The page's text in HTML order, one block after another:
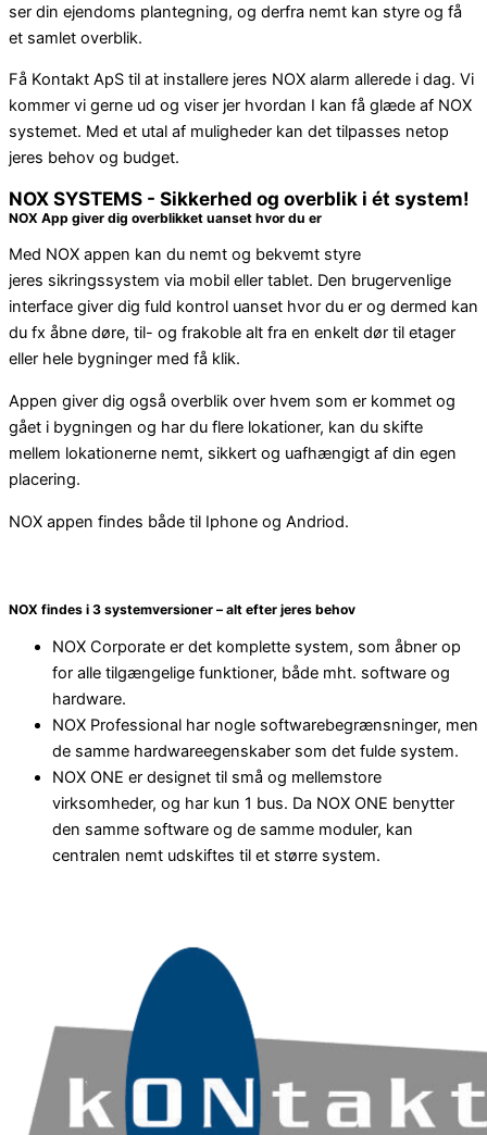
ser din ejendoms plantegning, og derfra nemt kan styre og få
et samlet overblik.
Få Kontakt ApS til at installere jeres NOX alarm allerede i dag. Vi
kommer vi gerne ud og viser jer hvordan I kan få glæde af NOX
systemet. Med et utal af muligheder kan det tilpasses netop
jeres behov og budget.
NOX SYSTEMS - Sikkerhed og overblik i ét system!
NOX App giver dig overblikket uanset hvor du er
Med NOX appen kan du nemt og bekvemt styre
jeres sikringssystem via mobil eller tablet. Den brugervenlige
interface giver dig fuld kontrol uanset hvor du er og dermed kan
du fx åbne døre, til- og frakoble alt fra en enkelt dør til etager
eller hele bygninger med få klik.
Appen giver dig også overblik over hvem som er kommet og
gået i bygningen og har du flere lokationer, kan du skifte
mellem lokationerne nemt, sikkert og uafhængigt af din egen
placering.
NOX appen findes både til Iphone og Andriod.
NOX findes i 3 systemversioner – alt efter jeres behov
NOX Corporate er det komplette system, som åbner op
for alle tilgængelige funktioner, både mht. software og
hardware.
NOX Professional har nogle softwarebegrænsninger, men
de samme hardwareegenskaber som det fulde system.
NOX ONE er designet til små og mellemstore
virksomheder, og har kun 1 bus. Da NOX ONE benytter
den samme software og de samme moduler, kan
centralen nemt udskiftes til et større system.